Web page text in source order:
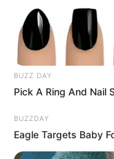
BUZZ DAY
Pick A Ring And Nail
BUZZDAY
Eagle Targets Baby